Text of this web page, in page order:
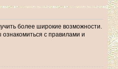
более широкие возможности.
с правилами и